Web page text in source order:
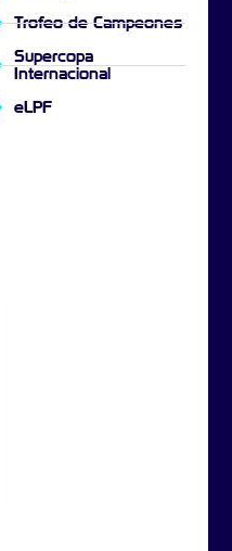
Trofeo de Campeones
Supercopa
Internacional
eLPF